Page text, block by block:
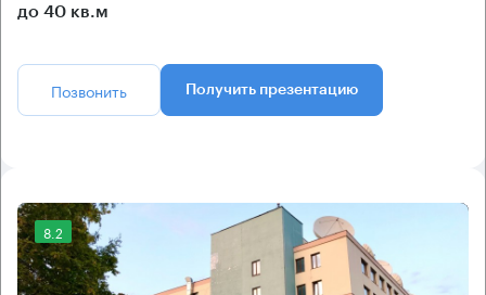
до 40 кв.м
Позвонить Получить презентацию
8.2